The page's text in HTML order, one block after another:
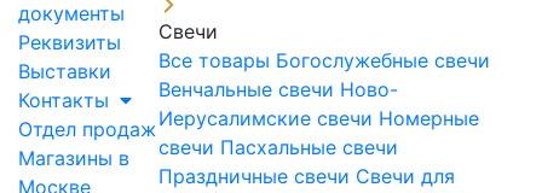
документы
Реквизиты
Выставки
Контакты
Отдел продаж
Магазины в
Москве
Свечи
Все товары Богослужебные свечи
Венчальные свечи Ново-
Иерусалимские свечи Номерные
свечи Пасхальные свечи
Праздничные свечи Свечи для